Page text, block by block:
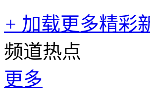
+ 加载更多精彩
频道热点
更多